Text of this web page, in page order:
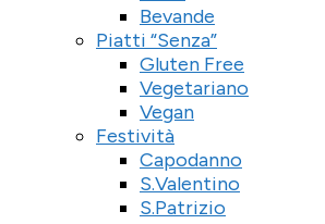
Bevande
Piatti “Senza”
Gluten Free
Vegetariano
Vegan
Festività
Capodanno
S.Valentino
S.Patrizio